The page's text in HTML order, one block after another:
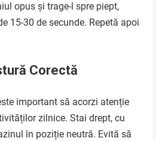
opus și trage-l spre piept,
15-30 de secunde. Repetă apoi
Corectă
important să acorzi atenție
zilnice. Stai drept, cu
în poziție neutră. Evită să